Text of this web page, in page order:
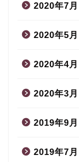
2020年7月
2020年5月
2020年4月
2020年3月
2019年9月
2019年7月